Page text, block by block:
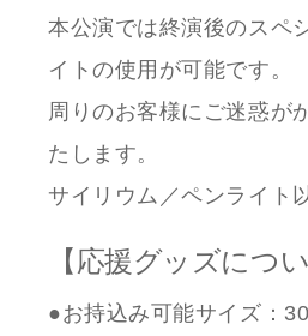
本公演では終演後のスペ
イトの使用が可能です。
周りのお客様にご迷惑が
たします。
サイリウム／ペンライト
【応援グッズについ
●お持込み可能サイズ：